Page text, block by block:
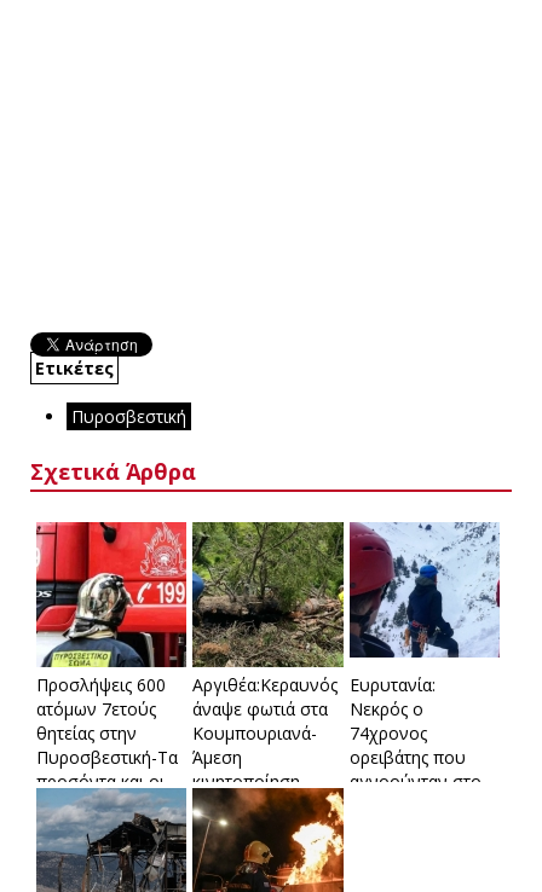
Ετικέτες
Πυροσβεστική
Σχετικά Άρθρα
Προσλήψεις 600
ατόμων 7ετούς
θητείας στην
Πυροσβεστική-Τα
προσόντα και οι
προϋποθέσεις-
Πότε ξεκινούν οι
αιτήσεις
Aργιθέα:Κεραυνός
άναψε φωτιά στα
Κουμπουριανά-
Άμεση
κινητοποίηση
Πυροσβεστικής
και Δήμου
απέτρεψε τα
χειρότερα
Ευρυτανία:
Νεκρός ο
74χρονος
ορειβάτης που
αγνοούνταν στο